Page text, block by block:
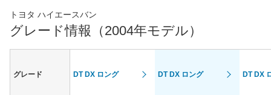
トヨタ ハイエースバン
グレード情報（2004年モデル）
グレード DT DX ロング DT DX ロング DT DX